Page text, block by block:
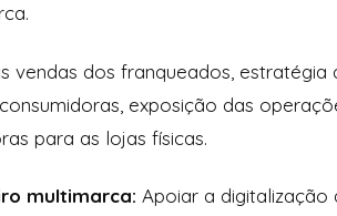
vendas dos franqueados,
exposição das
para as lojas físicas.
multimarca: Apoiar a